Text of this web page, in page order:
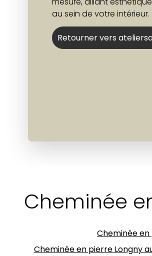
au sein de votre intérieur.
Retourner vers
Cheminée
Cheminée
Cheminée en pierre Longny